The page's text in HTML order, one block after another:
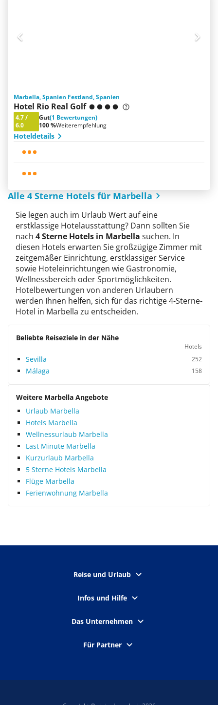
Marbella, Spanien Festland, Spanien
Hotel Rio Real Golf
4.7/
6.0
Gut(1 Bewertungen)
100 %Weiterempfehlung
Hoteldetails
Alle 4 Sterne Hotels für Marbella
Sie legen auch im Urlaub Wert auf eine
erstklassige Hotelausstattung? Dann sollten Sie
nach 4 Sterne Hotels in Marbella suchen. In
diesen Hotels erwarten Sie großzügige Zimmer mit
zeitgemäßer Einrichtung, erstklassiger Service
sowie Hoteleinrichtungen wie Gastronomie,
Wellnessbereich oder Sportmöglichkeiten.
Hotelbewertungen von anderen Urlaubern
werden Ihnen helfen, sich für das richtige 4-Sterne-
Hotel in Marbella zu entscheiden.
Beliebte Reiseziele in der Nähe
Hotels
Sevilla 252
Málaga 158
Weitere Marbella Angebote
Urlaub Marbella
Hotels Marbella
Wellnessurlaub Marbella
Last Minute Marbella
Kurzurlaub Marbella
5 Sterne Hotels Marbella
Flüge Marbella
Ferienwohnung Marbella
Reise und Urlaub
Infos und Hilfe
Das Unternehmen
Für Partner